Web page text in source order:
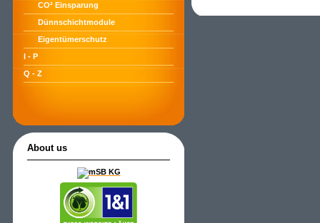
CO² Einsparung
Dünnschichtmodule
Eigentümerschutz
I - P
Q - Z
About us